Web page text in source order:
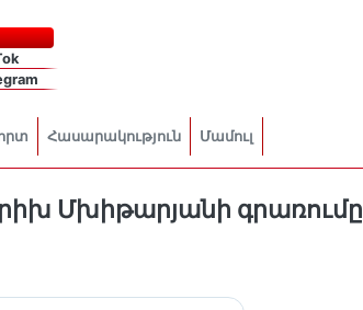
Հասարակություն Մամուլ
Մխիթարյանի գրառումը